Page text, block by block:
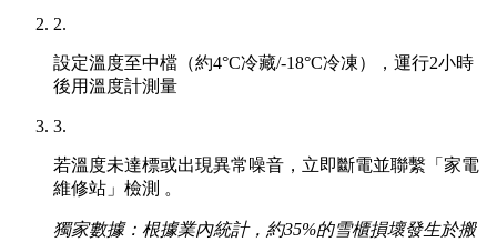
2.
設定溫度至中檔（約4°C冷藏/-18°C冷凍），運行2小時
後用溫度計測量
3.
若溫度未達標或出現異常噪音，立即斷電並聯繫「家電
維修站」檢測 。
獨家數據：根據業內統計，約35%的雪櫃損壞發生於搬